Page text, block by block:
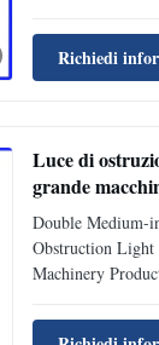
sure LED keep
supply in
the light could
Richiedi
Luce di
grande
Double Medium-
Obstruction
Machinery
(Telecom, GSM,